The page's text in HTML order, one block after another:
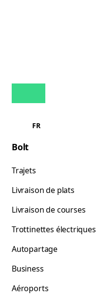
FR
Bolt
Trajets
Livraison de plats
Livraison de courses
Trottinettes électriques
Autopartage
Business
Aéroports